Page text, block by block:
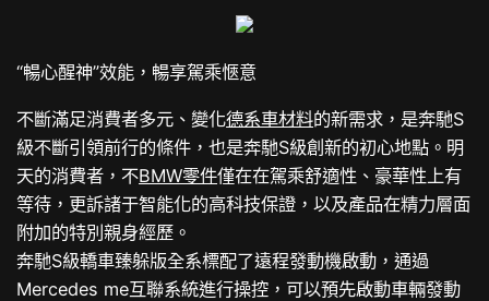
“暢心醒神”效能，暢享駕乘愜意
不斷滿足消費者多元、變化德系車材料的新需求，是奔馳S
級不斷引領前行的條件，也是奔馳S級創新的初心地點。明
天的消費者，不BMW零件僅在在駕乘舒適性、豪華性上有
等待，更訴諸于智能化的高科技保證，以及產品在精力層面
附加的特別親身經歷。
奔馳S級轎車臻躲版全系標配了遠程發動機啟動，通過
Mercedes me互聯系統進行操控，可以預先啟動車輛發動